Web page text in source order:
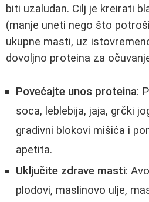
biti uzaludan. Cilj je kreirati
(manje uneti nego što
ukupne masti, uz
dovoljno proteina za
Povećajte unos proteina:
soca, leblebija, jaja, grčki
gradivni blokovi mišića i
apetita.
Uključite zdrave masti:
plodovi, maslinovo ulje,